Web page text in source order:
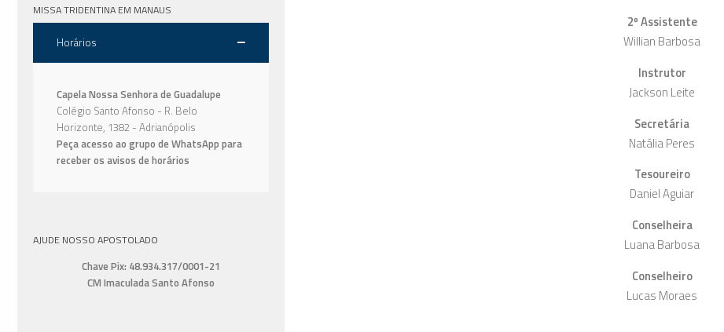
2º Assistente
Willian Barbosa
Instrutor
Jackson Leite
Secretária
Natália Peres
Tesoureiro
Daniel Aguiar
Conselheira
Luana Barbosa
Conselheiro
Lucas Moraes
MISSA TRIDENTINA EM MANAUS
Horários
Capela Nossa Senhora de Guadalupe
Colégio Santo Afonso - R. Belo
Horizonte, 1382 - Adrianópolis
Peça acesso ao grupo de WhatsApp para
receber os avisos de horários
AJUDE NOSSO APOSTOLADO
Chave Pix: 48.934.317/0001-21
CM Imaculada Santo Afonso